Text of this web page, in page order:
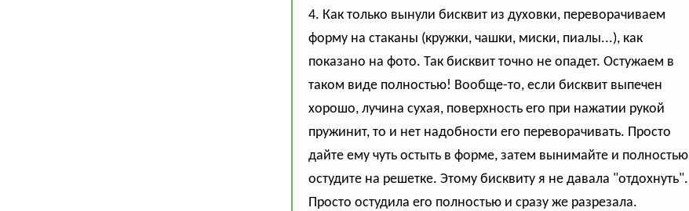
4. Как только вынули бисквит из духовки, переворачиваем
форму на стаканы (кружки, чашки, миски, пиалы...), как
показано на фото. Так бисквит точно не опадет. Остужаем в
таком виде полностью! Вообще-то, если бисквит выпечен
хорошо, лучина сухая, поверхность его при нажатии рукой
пружинит, то и нет надобности его переворачивать. Просто
дайте ему чуть остыть в форме, затем вынимайте и полностью
остудите на решетке. Этому бисквиту я не давала "отдохнуть".
Просто остудила его полностью и сразу же разрезала.